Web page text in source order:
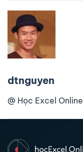
dtnguyen
@ Học Excel